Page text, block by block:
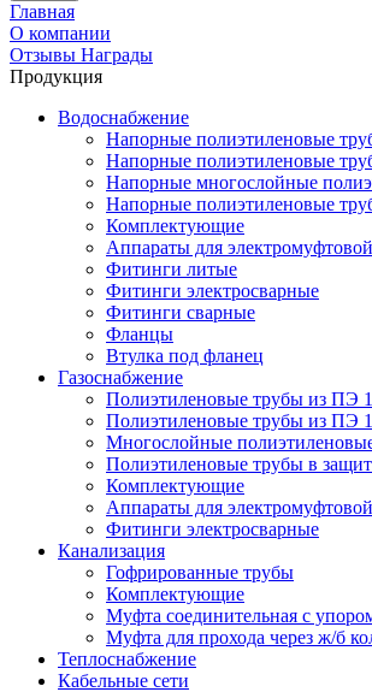
Главная
О компании
Отзывы Награды
Продукция
Водоснабжение
Напорные полиэтиленовые
Напорные полиэтиленовые
Напорные многослойные
Напорные полиэтиленовые
Комплектующие
Аппараты для
Фитинги литые
Фитинги электросварные
Фитинги сварные
Фланцы
Втулка под фланец
Газоснабжение
Полиэтиленовые трубы из ПЭ
Полиэтиленовые трубы из ПЭ
Многослойные
Полиэтиленовые трубы в
Комплектующие
Аппараты для
Фитинги электросварные
Канализация
Гофрированные трубы
Комплектующие
Муфта соединительная с
Муфта для прохода через ж/б
Теплоснабжение
Кабельные сети